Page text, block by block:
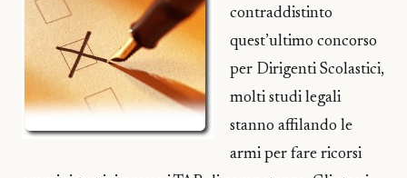
contraddistinto
quest’ultimo concorso
per Dirigenti Scolastici,
molti studi legali
stanno affilando le
armi per fare ricorsi